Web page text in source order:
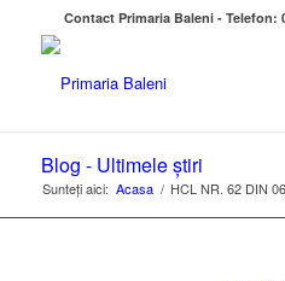
Contact Primaria Baleni - Telefon:
Blog - Ultimele știri
Sunteți aici: Acasa / HCL NR. 62 DIN